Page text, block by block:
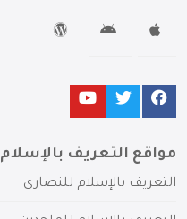
مواقع التعريف بالإسلام
التعريف بالإسلام للنصارى